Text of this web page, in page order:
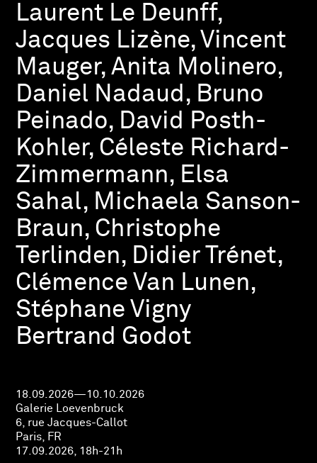
Laurent Le Deunff,
Jacques Lizène, Vincent
Mauger, Anita Molinero,
Daniel Nadaud, Bruno
Peinado, David Posth-
Kohler, Céleste Richard-
Zimmermann, Elsa
Sahal, Michaela Sanson-
Braun, Christophe
Terlinden, Didier Trénet,
Clémence Van Lunen,
Stéphane Vigny
Bertrand Godot
18.09.2026—10.10.2026
Galerie Loevenbruck
6, rue Jacques-Callot
Paris, FR
17.09.2026, 18h-21h